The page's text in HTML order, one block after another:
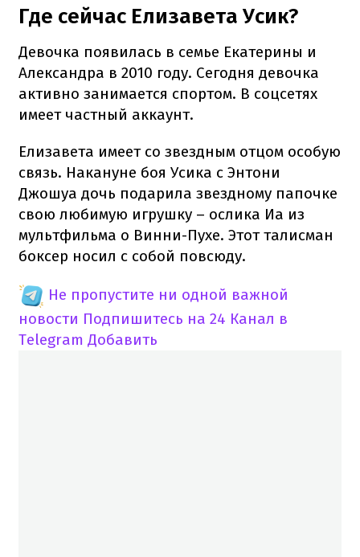
Где сейчас Елизавета Усик?
Девочка появилась в семье Екатерины и
Александра в 2010 году. Сегодня девочка
активно занимается спортом. В соцсетях
имеет частный аккаунт.
Елизавета имеет со звездным отцом особую
связь. Накануне боя Усика с Энтони
Джошуа дочь подарила звездному папочке
свою любимую игрушку – ослика Иа из
мультфильма о Винни-Пухе. Этот талисман
боксер носил с собой повсюду.
Не пропустите ни одной важной
новости Подпишитесь на 24 Канал в
Telegram Добавить